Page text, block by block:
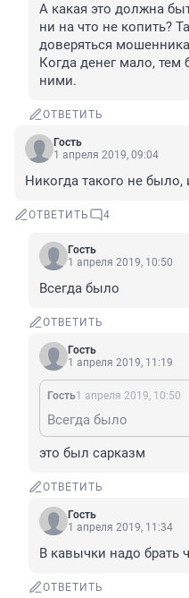
А какая это должна
ни на что не копить?
доверяться
Когда денег мало, тем
ними.
ОТВЕТИТЬ
Гость
1 апреля 2019, 09:04
Никогда такого не было,
ОТВЕТИТЬ 4
Гость
1 апреля 2019, 10:50
Всегда было
ОТВЕТИТЬ
Гость
1 апреля 2019, 11:19
Гость1 апреля 2019, 10:50
Всегда было
это был сарказм
ОТВЕТИТЬ
Гость
1 апреля 2019, 11:34
В кавычки надо брать
ОТВЕТИТЬ